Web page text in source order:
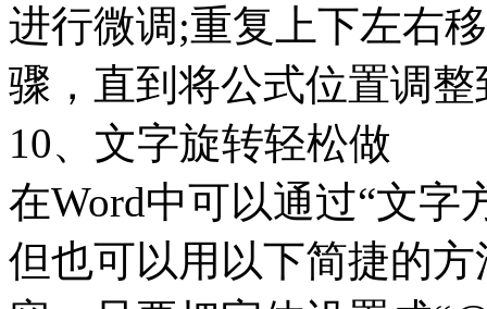
进行微调;重复上下左右
骤，直到将公式位置调
10、文字旋转轻松做
在Word中可以通过“文字
但也可以用以下简捷的